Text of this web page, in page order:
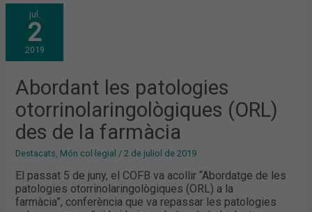
jul.
2
2019
Abordant les patologies
otorrinolaringològiques (ORL)
des de la farmàcia
Destacats Món col·legial /2 de juliol de 2019
El passat 5 de juny, el COFB va acollir “Abordatge de les
patologies otorrinolaringològiques (ORL) a la
farmàcia”, conferència que va repassar les patologies
ABORDANT
LES
PATOLOGIES
OTORRINOLARINGOLÒGIQUES
(ORL)
DES
DE
FARMÀCIA